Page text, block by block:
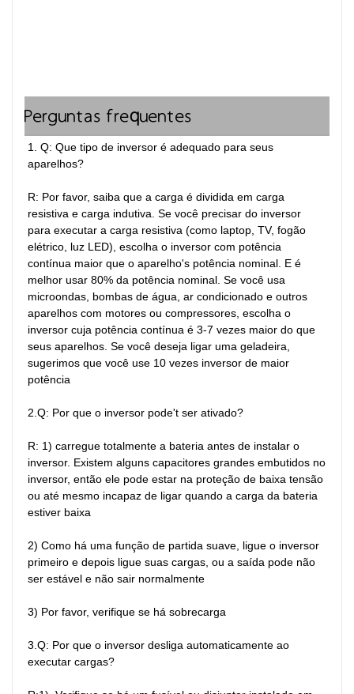
Perguntas frequentes
1. Q: Que tipo de inversor é adequado para seus
aparelhos?
R: Por favor, saiba que a carga é dividida em carga
resistiva e carga indutiva. Se você precisar do inversor
para executar a carga resistiva (como laptop, TV, fogão
elétrico, luz LED), escolha o inversor com potência
contínua maior que o aparelho's potência nominal. E é
melhor usar 80% da potência nominal. Se você usa
microondas, bombas de água, ar condicionado e outros
aparelhos com motores ou compressores, escolha o
inversor cuja potência contínua é 3-7 vezes maior do que
seus aparelhos. Se você deseja ligar uma geladeira,
sugerimos que você use 10 vezes inversor de maior
potência
2.Q: Por que o inversor pode't ser ativado?
R: 1) carregue totalmente a bateria antes de instalar o
inversor. Existem alguns capacitores grandes embutidos no
inversor, então ele pode estar na proteção de baixa tensão
ou até mesmo incapaz de ligar quando a carga da bateria
estiver baixa
2) Como há uma função de partida suave, ligue o inversor
primeiro e depois ligue suas cargas, ou a saída pode não
ser estável e não sair normalmente
3) Por favor, verifique se há sobrecarga
3.Q: Por que o inversor desliga automaticamente ao
executar cargas?